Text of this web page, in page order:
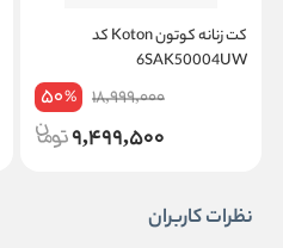
کت زنانه کوتون Koton کد
6SAK50004UW
18,999,000
50%
9,499,500
نظرات کاربران